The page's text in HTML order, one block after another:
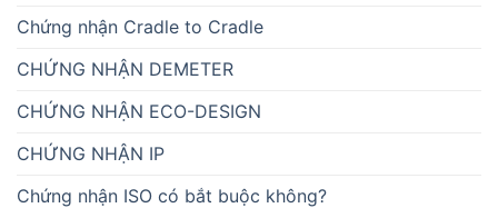
Chứng nhận Cradle to Cradle
CHỨNG NHẬN DEMETER
CHỨNG NHẬN ECO-DESIGN
CHỨNG NHẬN IP
Chứng nhận ISO có bắt buộc không?